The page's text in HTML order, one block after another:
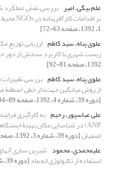
علم بیگی، امیر
بر اقدامات کارآفرینانه در NGOs محیط زیستی ایران
1، 1392، صفحه 63-72]
علوی پناه، سید کاظم ارزیابی توزیع
زیست شهری با کاربرد سنجش از دور
1392، صفحه 81-92]
علوی پناه، سید کاظم بررسی تغییرات
از روش میانگین جهت‌دار خطی (منطقۀ
[دوره 39، شماره 4، 1392، صفحه 89-104]
علی عباسپور، رحیم
اصفهان[دوره 39، شماره 3، 1392، صفحه 165-177]
علیمحمدی، محمود شیرین سازی
استفاده از تکنولوژی انجماد[دوره 39، شماره 1، 1392، صفحه 1-10]